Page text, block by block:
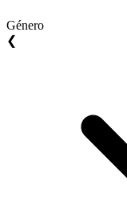
Género
❮